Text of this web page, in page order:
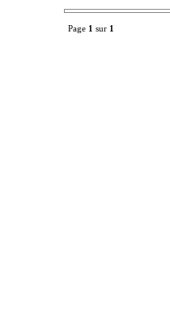
Page 1 sur 1